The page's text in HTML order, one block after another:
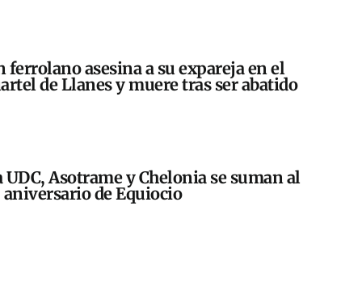
ferrolano asesina a su expareja en el
de Llanes y muere tras ser abatido
UDC, Asotrame y Chelonia se suman al
aniversario de Equiocio